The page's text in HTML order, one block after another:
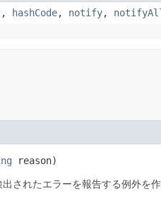
, hashCode, notify,
reason)
されたエラーを報告する例外を作